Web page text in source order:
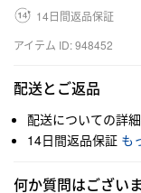
14日間返品保証
アイテム ID: 948452
配送とご返品
配送についての詳
14日間返品保証 も
何か質問はござい